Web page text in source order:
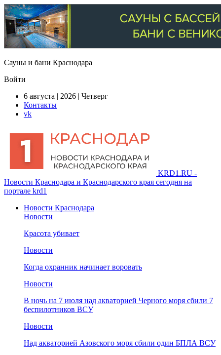
Сауны и бани Краснодара
Войти
6 августа | 2026 | Четверг
Контакты
vk
KRD1.RU -
Новости Краснодара и Краснодарского края сегодня на
портале krd1
Новости Краснодара
Новости
Красота убивает
Новости
Когда охранник начинает воровать
Новости
В ночь на 7 июля над акваторией Черного моря сбили 7
беспилотников ВСУ
Новости
Над акваторией Азовского моря сбили один БПЛА ВСУ